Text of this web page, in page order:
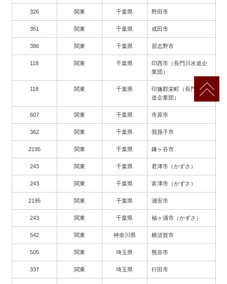
326 関東 千葉県 野田市
351 関東 千葉県 成田市
386 関東 千葉県 習志野市
118 関東 千葉県
印西市（長門川水道企
業団）
118 関東 千葉県
印旛郡栄町（長門川水
道企業団）
607 関東 千葉県 市原市
362 関東 千葉県 我孫子市
2195 関東 千葉県 鎌ヶ谷市
243 関東 千葉県 君津市（かずさ）
243 関東 千葉県 富津市（かずさ）
2195 関東 千葉県 浦安市
243 関東 千葉県 袖ヶ浦市（かずさ）
542 関東 神奈川県 横須賀市
505 関東 埼玉県 熊谷市
337 関東 埼玉県 行田市